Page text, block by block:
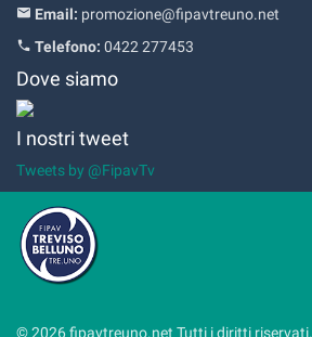
Email: promozione@fipavtreuno.net
Telefono: 0422 277453
Dove siamo
I nostri tweet
Tweets by @FipavTv
© 2026 fipavtreuno.net Tutti i diritti riservati.